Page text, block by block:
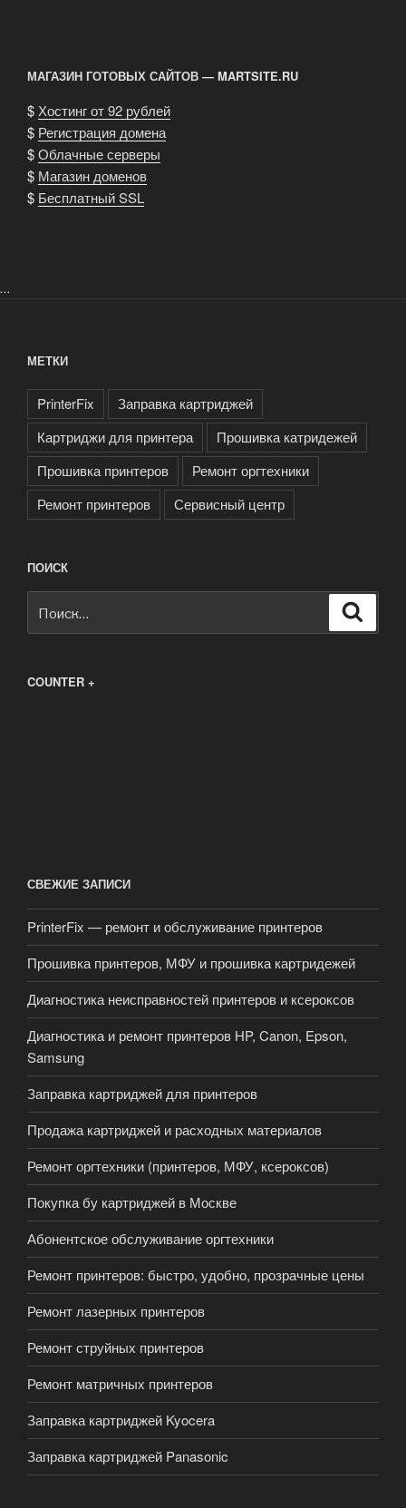
МАГАЗИН ГОТОВЫХ САЙТОВ — MARTSITE.RU
$Хостинг от 92 рублей
$ Регистрация домена
$Облачные серверы
$ Магазин доменов
$ Бесплатный SSL
...
МЕТКИ
PrinterFix
Заправка картриджей
Картриджи для принтера
Прошивка катридежей
Прошивка принтеров
Ремонт оргтехники
Ремонт принтеров
Сервисный центр
ПОИСК
COUNTER +
СВЕЖИЕ ЗАПИСИ
PrinterFix — ремонт и обслуживание принтеров
Прошивка принтеров, МФУ и прошивка картридежей
Диагностика неисправностей принтеров и ксероксов
Диагностика и ремонт принтеров HP, Canon, Epson,
Samsung
Заправка картриджей для принтеров
Продажа картриджей и расходных материалов
Ремонт оргтехники (принтеров, МФУ, ксероксов)
Покупка бу картриджей в Москве
Абонентское обслуживание оргтехники
Ремонт принтеров: быстро, удобно, прозрачные цены
Ремонт лазерных принтеров
Ремонт струйных принтеров
Ремонт матричных принтеров
Заправка картриджей Kyocera
Заправка картриджей Panasonic